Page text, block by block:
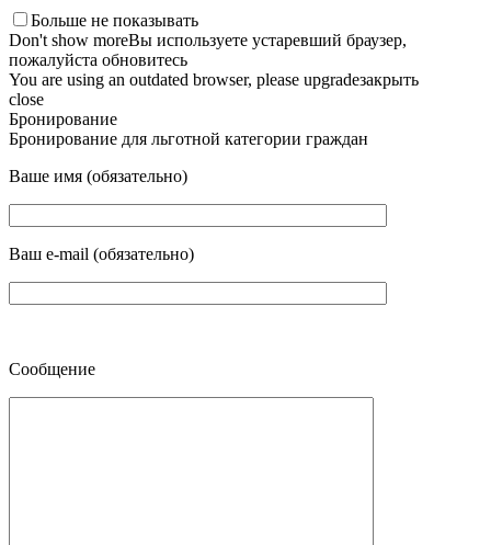
Больше не показывать
Don't show moreВы используете устаревший браузер,
пожалуйста обновитесь
You are using an outdated browser, please upgradeзакрыть
close
Бронирование
Бронирование для льготной категории граждан
Ваше имя (обязательно)
Ваш e-mail (обязательно)
Сообщение